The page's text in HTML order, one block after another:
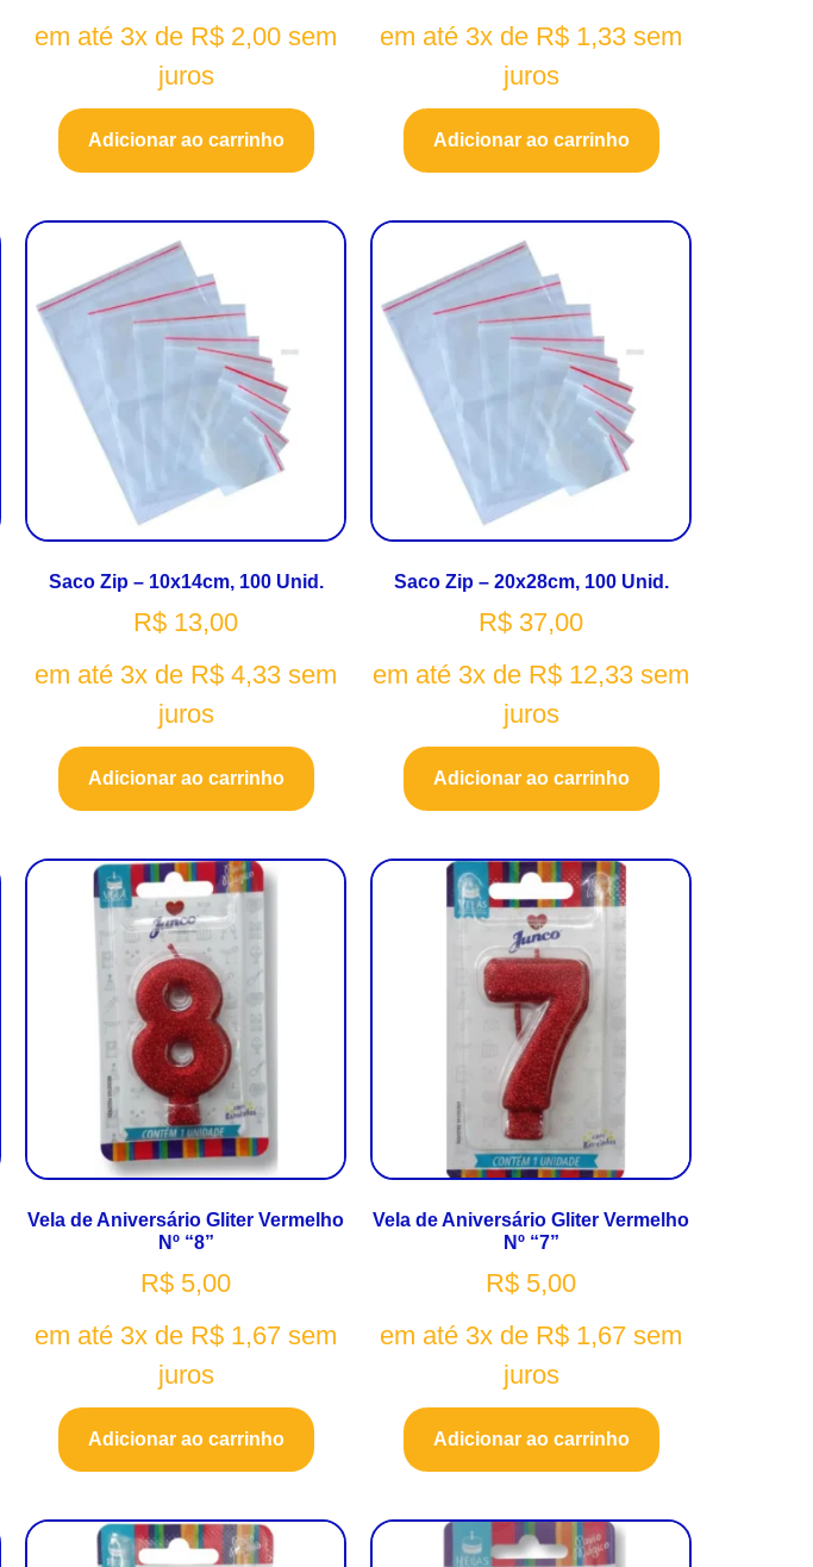
em até 3x de R$ 2,00 sem
juros
Adicionar ao carrinho
em até 3x de R$ 1,33 sem
juros
Adicionar ao carrinho
Saco Zip – 10x14cm, 100 Unid.
R$ 13,00
em até 3x de R$ 4,33 sem
juros
Adicionar ao carrinho
Saco Zip – 20x28cm, 100 Unid.
R$ 37,00
em até 3x de R$ 12,33 sem
juros
Adicionar ao carrinho
Vela de Aniversário Gliter Vermelho
Nº “8”
R$ 5,00
em até 3x de R$ 1,67 sem
juros
Adicionar ao carrinho
Vela de Aniversário Gliter Vermelho
Nº “7”
R$ 5,00
em até 3x de R$ 1,67 sem
juros
Adicionar ao carrinho